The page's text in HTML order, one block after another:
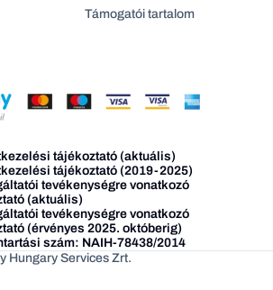
Támogatói tartalom
tájékoztató (aktuális)
tájékoztató (2019-2025)
tevékenységre vonatkozó
(aktuális)
tevékenységre vonatkozó
(érvényes 2025. októberig)
szám: NAIH-78438/2014
Hungary Services Zrt.